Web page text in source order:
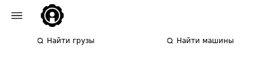
Найти грузы Найти машины